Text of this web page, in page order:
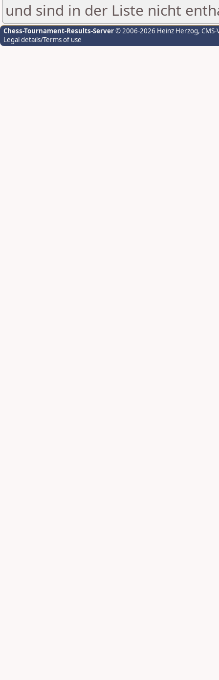
und sind in der Liste nicht
Chess-Tournament-Results-Server© 2006-2026 Heinz Herzog,
Legal details/Terms of use